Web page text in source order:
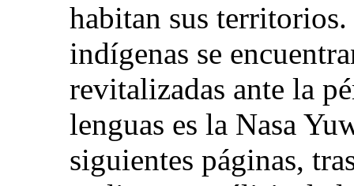
habitan sus
indígenas se
revitalizadas ante la
lenguas es la Nasa
siguientes páginas,